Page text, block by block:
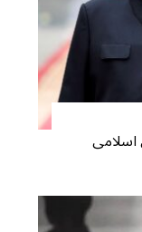
اسلامی